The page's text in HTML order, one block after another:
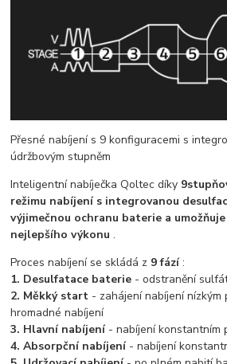
Přesné nabíjení s 9 konfiguracemi s
údržbovým stupněm
Inteligentní nabíječka Qoltec díky
režimu nabíjení s integrovanou
výjimečnou ochranu baterie a
nejlepšího výkonu .
Proces nabíjení se skládá z 9 fází:
1. Desulfatace baterie - odstranění
2. Měkký start - zahájení nabíjení nízkým
hromadné nabíjení
3. Hlavní nabíjení- nabíjení konstantním
4. Absorpční nabíjení- nabíjení